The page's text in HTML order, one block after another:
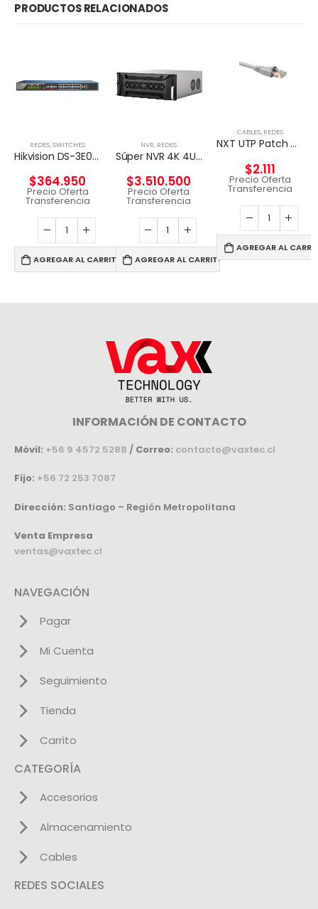
PRODUCTOS RELACIONADOS
REDES,SWITCHES
Hikvision DS-3E0326P-E – Conmutador – sin gestionar – 24 x 10/100 (8 PoE) + 2 x Gigabit SFP (enlace ascendente) – sobremesa – PoE+ (370 W)
$364.950
Precio Oferta
Transferencia
AGREGAR AL CARRITO
NVR, REDES
Súper NVR 4K 4U de 256 canales
$3.510.500
Precio Oferta
Transferencia
AGREGAR AL CARRITO
CABLES, REDES
NXT UTP Patch Cord Cat5e 2m CM – GRIS
$2.111
Precio Oferta
Transferencia
AGREGAR AL
INFORMACIÓN DE CONTACTO
Móvil: +56 9 4572 5288 / Correo: contacto@vaxtec.cl
Fijo: +56 72 253 7087
Dirección: Santiago – Región Metropolitana
Venta Empresa
ventas@vaxtec.cl
NAVEGACIÓN
Pagar
Mi Cuenta
Seguimiento
Tienda
Carrito
CATEGORÍA
Accesorios
Almacenamiento
Cables
REDES SOCIALES